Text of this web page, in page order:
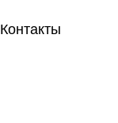
Контакты